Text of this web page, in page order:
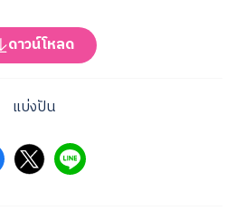
ดาวน์โหลด
แบ่งปัน